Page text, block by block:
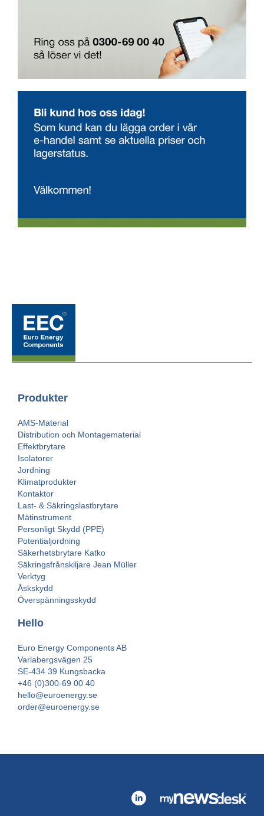
Produkter
AMS-Material
Distribution och Montagematerial
Effektbrytare
Isolatorer
Jordning
Klimatprodukter
Kontaktor
Last- & Säkringslastbrytare
Mätinstrument
Personligt Skydd (PPE)
Potentialjordning
Säkerhetsbrytare Katko
Säkringsfrånskiljare Jean Müller
Verktyg
Åskskydd
Överspänningsskydd
Hello
Euro Energy Components AB
Varlabergsvägen 25
SE-434 39 Kungsbacka
+46 (0)300-69 00 40
hello@euroenergy.se
order@euroenergy.se